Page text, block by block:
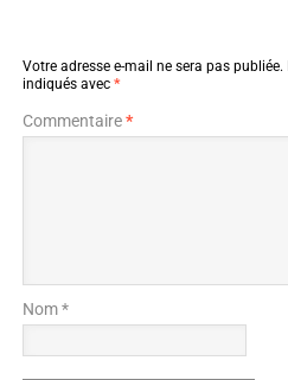
Votre adresse e-mail ne sera pas publiée.
indiqués avec *
Commentaire*
Nom *